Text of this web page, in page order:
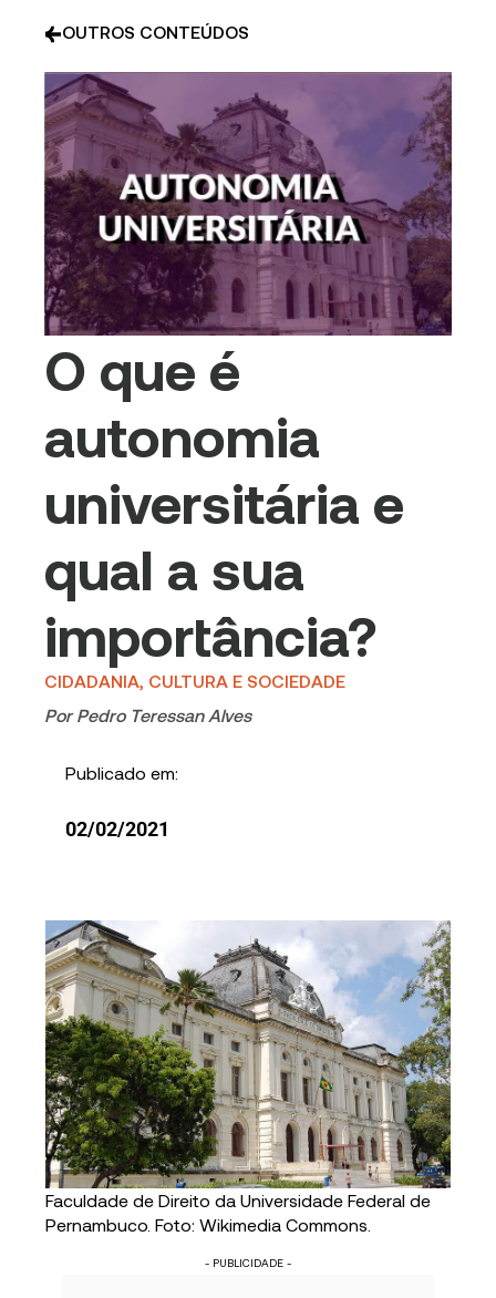
OUTROS CONTEÚDOS
O que é
autonomia
universitária e
qual a sua
importância?
CIDADANIA, CULTURA E SOCIEDADE
Por Pedro Teressan Alves
Publicado em:
02/02/2021
Faculdade de Direito da Universidade Federal de
Pernambuco. Foto: Wikimedia Commons.
- PUBLICIDADE -